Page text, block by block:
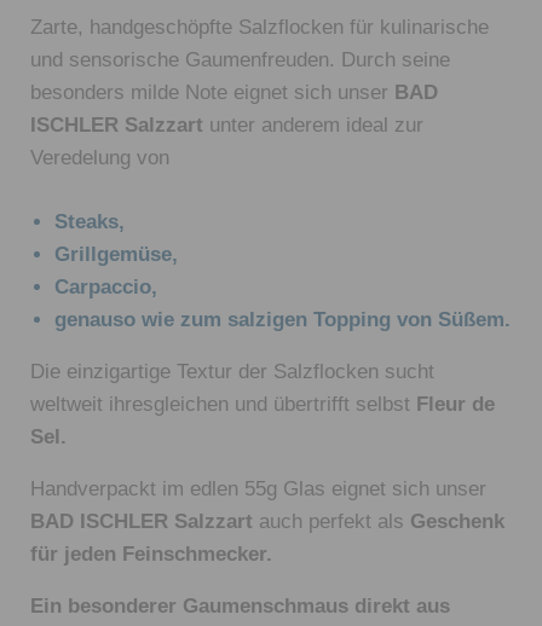
Zarte, handgeschöpfte Salzflocken für kulinarische
und sensorische Gaumenfreuden. Durch seine
besonders milde Note eignet sich unser BAD
ISCHLER Salzzart unter anderem ideal zur
Veredelung von
Steaks,
Grillgemüse,
Carpaccio,
genauso wie zum salzigen Topping von Süßem.
Die einzigartige Textur der Salzflocken sucht
weltweit ihresgleichen und übertrifft selbst Fleur de
Sel.
Handverpackt im edlen 55g Glas eignet sich unser
BAD ISCHLER Salzzart auch perfekt als Geschenk
für jeden Feinschmecker.
Ein besonderer Gaumenschmaus direkt aus